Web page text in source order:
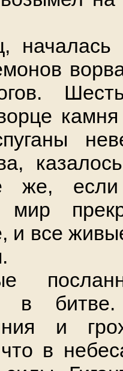
началась
же,
мир
и все
в
и
в